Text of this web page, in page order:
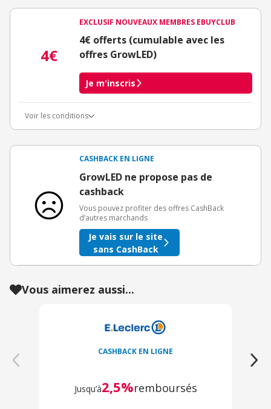
4€
EXCLUSIF NOUVEAUX MEMBRES EBUYCLUB
4€ offerts (cumulable avec les
offres GrowLED)
Je m'inscris
Voir les conditions
3€ de bienvenue crédités immédiatement + 1€ supplémentaire
Offre réservée à une toute première inscription chez eBuyClub.
CASHBACK EN LIGNE
GrowLED ne propose pas de
cashback
Vous pouvez profiter des offres CashBack
d’autres marchands
Je vais sur le site
sans CashBack
Vous aimerez aussi...
CASHBACK EN LIGNE
Jusqu’à2,5%remboursés